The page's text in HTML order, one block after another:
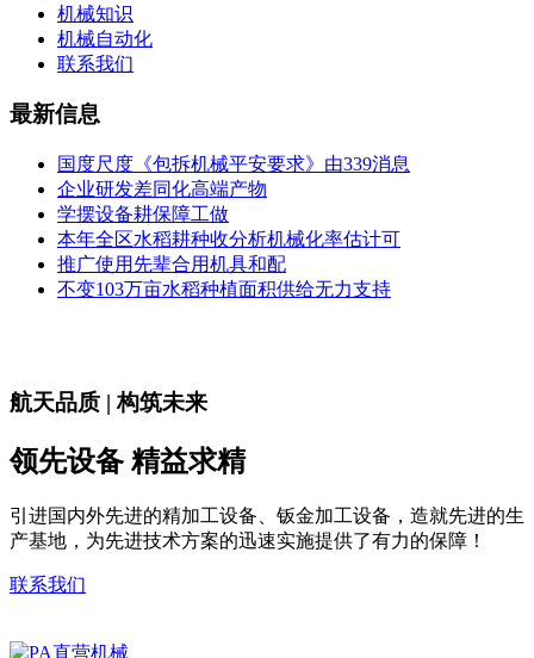
机械知识
机械自动化
联系我们
最新信息
国度尺度《包拆机械平安要求》由339消息
企业研发差同化高端产物
学摆设备耕保障工做
本年全区水稻耕种收分析机械化率估计可
推广使用先辈合用机具和配
不变103万亩水稻种植面积供给无力支持
航天品质 | 构筑未来
领先设备 精益求精
引进国内外先进的精加工设备、钣金加工设备，造就先进的生
产基地，为先进技术方案的迅速实施提供了有力的保障！
联系我们